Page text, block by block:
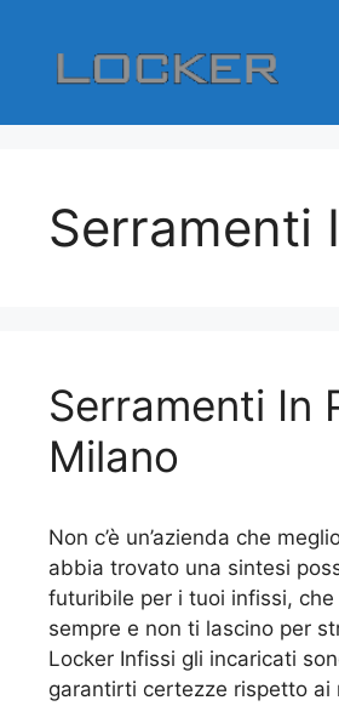
contenuto
Serramenti
Serramenti In
Milano
Non c’è un’azienda che
abbia trovato una sintesi
futuribile per i tuoi infissi,
sempre e non ti lascino per
Locker Infissi gli incaricati
garantirti certezze rispetto